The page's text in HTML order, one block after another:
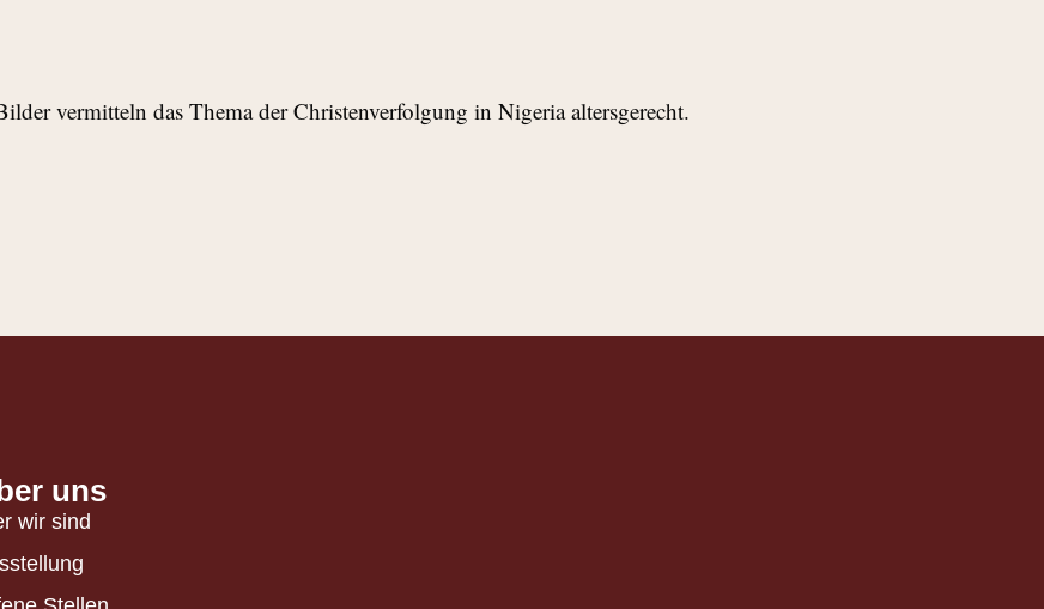
vermitteln das Thema der Christenverfolgung in Nigeria altersgerecht.
uns
wir sind